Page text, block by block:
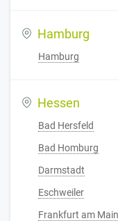
Hamburg
Hamburg
Hessen
Bad Hersfeld
Bad Homburg
Darmstadt
Eschweiler
Frankfurt am Main